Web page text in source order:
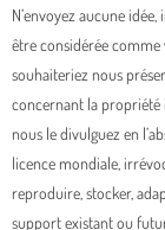
N’envoyez aucune
être considérée
souhaiteriez nous
concernant la propriété
nous le divulguez en
licence mondiale,
reproduire, stocker,
support existant ou